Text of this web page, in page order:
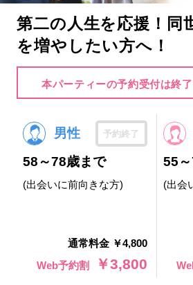
第二の人生を応援！同
を増やしたい方へ！
本パーティーの予約受付は終了
男性 予約終了
58～78歳まで
(出会いに前向きな方)
通常料金 ￥4,800
Web予約割
￥3,800
55
(出会